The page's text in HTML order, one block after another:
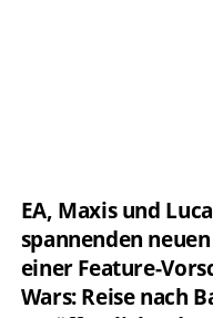
EA, Maxis und
spannenden
einer Feature-
Wars: Reise nach